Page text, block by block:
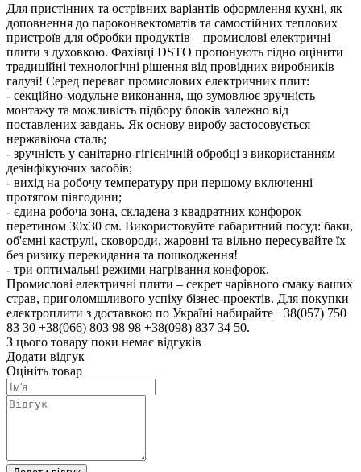
Для пристінних та острівних варіантів оформлення кухні, як
доповнення до пароконвектоматів та самостійних теплових
пристроїв для обробки продуктів – промислові електричні
плити з духовкою. Фахівці DSTO пропонують гідно оцінити
традиційні технологічні рішення від провідних виробників
галузі! Серед переваг промислових електричних плит:
- секційно-модульне виконання, що зумовлює зручність
монтажу та можливість підбору блоків залежно від
поставлених завдань. Як основу виробу застосовується
нержавіюча сталь;
- зручність у санітарно-гігієнічній обробці з використанням
дезінфікуючих засобів;
- вихід на робочу температуру при першому включенні
протягом півгодини;
- єдина робоча зона, складена з квадратних конфорок
перетином 30х30 см. Використовуйте габаритний посуд: баки,
об'ємні каструлі, сковороди, жаровні та вільно пересувайте їх
без ризику перекидання та пошкодження!
- три оптимальні режими нагрівання конфорок.
Промислові електричні плити – секрет чарівного смаку ваших
страв, приголомшливого успіху бізнес-проектів. Для покупки
електроплити з доставкою по Україні набирайте +38(057) 750
83 30 +38(066) 803 98 98 +38(098) 837 34 50.
З цього товару поки немає відгуків
Додати відгук
Оцініть товар